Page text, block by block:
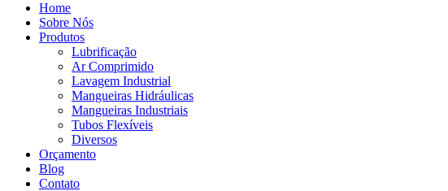
Home
Sobre Nós
Produtos
Lubrificação
Ar Comprimido
Lavagem Industrial
Mangueiras Hidráulicas
Mangueiras Industriais
Tubos Flexíveis
Diversos
Orçamento
Blog
Contato